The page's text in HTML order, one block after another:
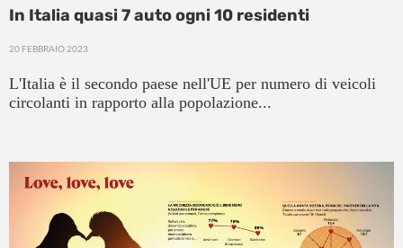
In Italia quasi 7 auto ogni 10 residenti
20 FEBBRAIO 2023
L'Italia è il secondo paese nell'UE per numero di veicoli
circolanti in rapporto alla popolazione...